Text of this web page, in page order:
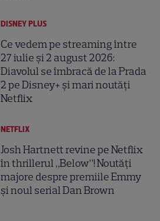
DISNEY PLUS
Ce vedem pe streaming între
27 iulie și 2 august 2026:
Diavolul se îmbracă de la Prada
2 pe Disney+ și mari noutăți
Netflix
NETFLIX
Josh Hartnett revine pe Netflix
în thrillerul „Below”! Noutăți
majore despre premiile Emmy
și noul serial Dan Brown